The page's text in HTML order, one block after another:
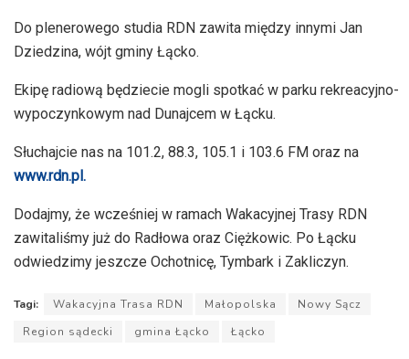
Do plenerowego studia RDN zawita między innymi Jan
Dziedzina, wójt gminy Łącko.
Ekipę radiową będziecie mogli spotkać w parku rekreacyjno-
wypoczynkowym nad Dunajcem w Łącku.
Słuchajcie nas na 101.2, 88.3, 105.1 i 103.6 FM oraz na
www.rdn.pl.
Dodajmy, że wcześniej w ramach Wakacyjnej Trasy RDN
zawitaliśmy już do Radłowa oraz Ciężkowic. Po Łącku
odwiedzimy jeszcze Ochotnicę, Tymbark i Zakliczyn.
Tagi: Wakacyjna Trasa RDN Małopolska
Nowy Sącz
Region sądecki
gmina Łącko Łącko